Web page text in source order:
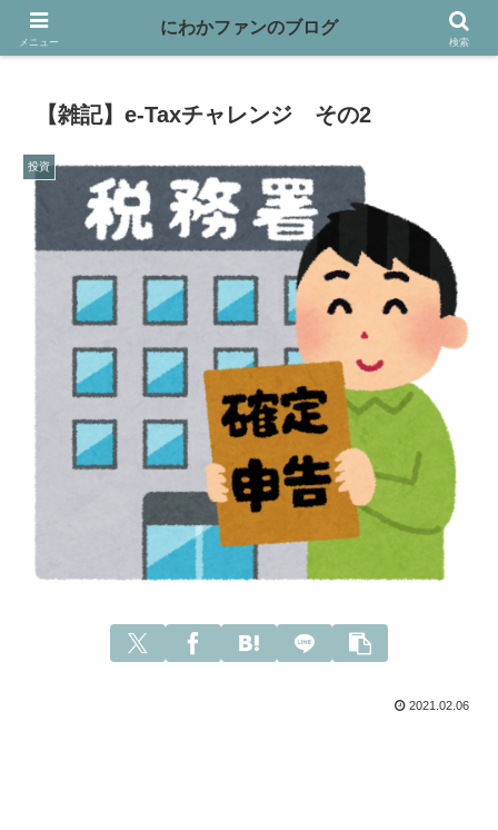
映画や本、バイクなど趣味を書き綴っています
【雑記】e-Taxチャレンジ その2
投資
2021.02.06
メニュー
にわかファンのブログ
検索